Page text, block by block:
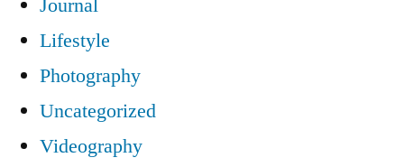
Journal
Lifestyle
Photography
Uncategorized
Videography